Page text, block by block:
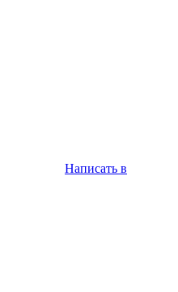
Написать в